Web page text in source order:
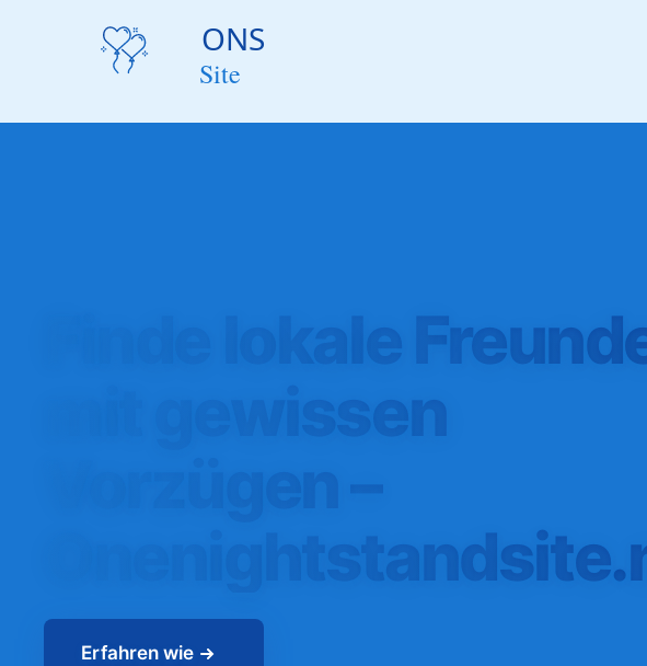
Finde lokale
mit gewissen
Vorzügen –
Erfahren wie